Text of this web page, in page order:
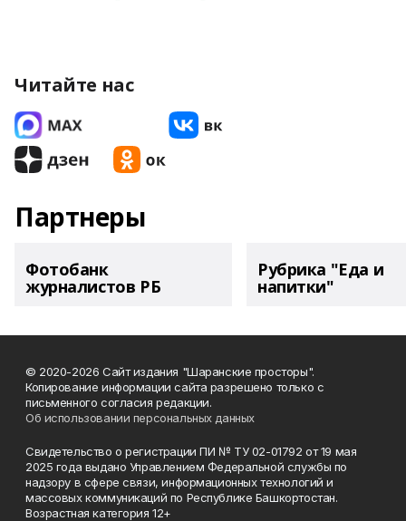
Читайте нас
Партнеры
Фотобанк
журналистов РБ
Рубрика "Еда и
напитки"
© 2020-2026 Сайт издания "Шаранские просторы".
Копирование информации сайта разрешено только с
письменного согласия редакции.
Об использовании персональных данных
Свидетельство о регистрации ПИ № ТУ 02-01792 от 19 мая
2025 года выдано Управлением Федеральной службы по
надзору в сфере связи, информационных технологий и
массовых коммуникаций по Республике Башкортостан.
Возрастная категория 12+